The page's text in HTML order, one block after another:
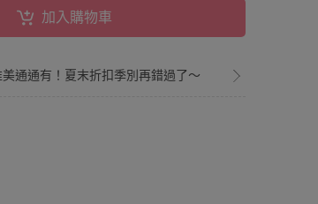
加入購物車
通通有！夏末折扣季別再錯過了～